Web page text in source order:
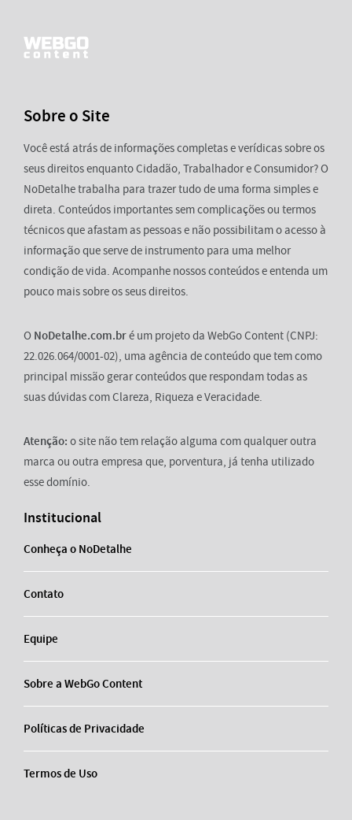
Sobre o Site
Você está atrás de informações completas e verídicas sobre os
seus direitos enquanto Cidadão, Trabalhador e Consumidor? O
NoDetalhe trabalha para trazer tudo de uma forma simples e
direta. Conteúdos importantes sem complicações ou termos
técnicos que afastam as pessoas e não possibilitam o acesso à
informação que serve de instrumento para uma melhor
condição de vida. Acompanhe nossos conteúdos e entenda um
pouco mais sobre os seus direitos.
O NoDetalhe.com.bré um projeto da WebGo Content (CNPJ:
22.026.064/0001-02), uma agência de conteúdo que tem como
principal missão gerar conteúdos que respondam todas as
suas dúvidas com Clareza, Riqueza e Veracidade.
Atenção: o site não tem relação alguma com qualquer outra
marca ou outra empresa que, porventura, já tenha utilizado
esse domínio.
Institucional
Conheça o NoDetalhe
Contato
Equipe
Sobre a WebGo Content
Políticas de Privacidade
Termos de Uso